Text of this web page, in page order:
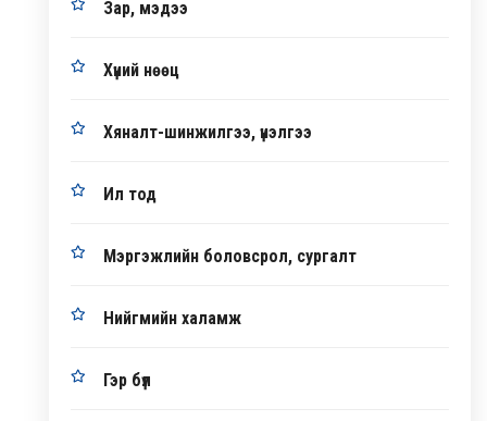
Зар, мэдээ
Хүний нөөц
Хяналт-шинжилгээ, үнэлгээ
Ил тод
Мэргэжлийн боловсрол, сургалт
Нийгмийн халамж
Гэр бүл